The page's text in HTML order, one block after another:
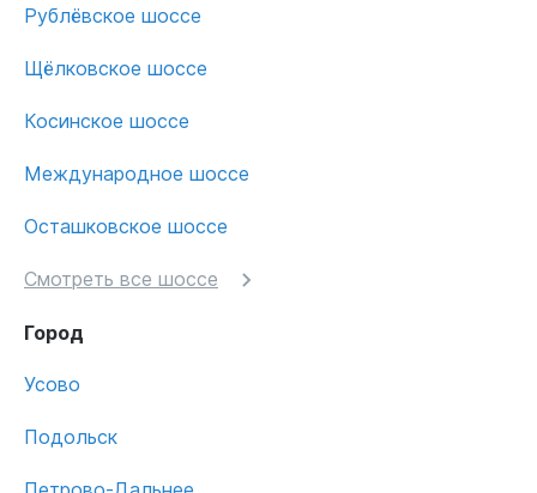
Рублёвское шоссе
Щёлковское шоссе
Косинское шоссе
Международное шоссе
Осташковское шоссе
Смотреть все шоссе
Город
Усово
Подольск